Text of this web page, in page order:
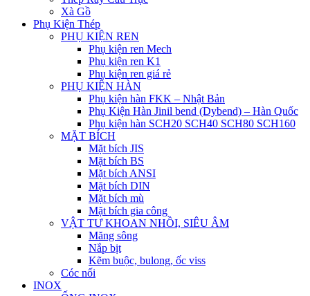
Xà Gồ
Phụ Kiện Thép
PHỤ KIỆN REN
Phụ kiện ren Mech
Phụ kiện ren K1
Phụ kiện ren giá rẻ
PHỤ KIỆN HÀN
Phụ kiện hàn FKK – Nhật Bản
Phụ Kiện Hàn Jinil bend (Dybend) – Hàn Quốc
Phụ kiện hàn SCH20 SCH40 SCH80 SCH160
MẶT BÍCH
Mặt bích JIS
Mặt bích BS
Mặt bích ANSI
Mặt bích DIN
Mặt bích mù
Mặt bích gia công
VẬT TƯ KHOAN NHỒI, SIÊU ÂM
Măng sông
Nắp bịt
Kẽm buộc, bulong, ốc viss
Cóc nối
INOX